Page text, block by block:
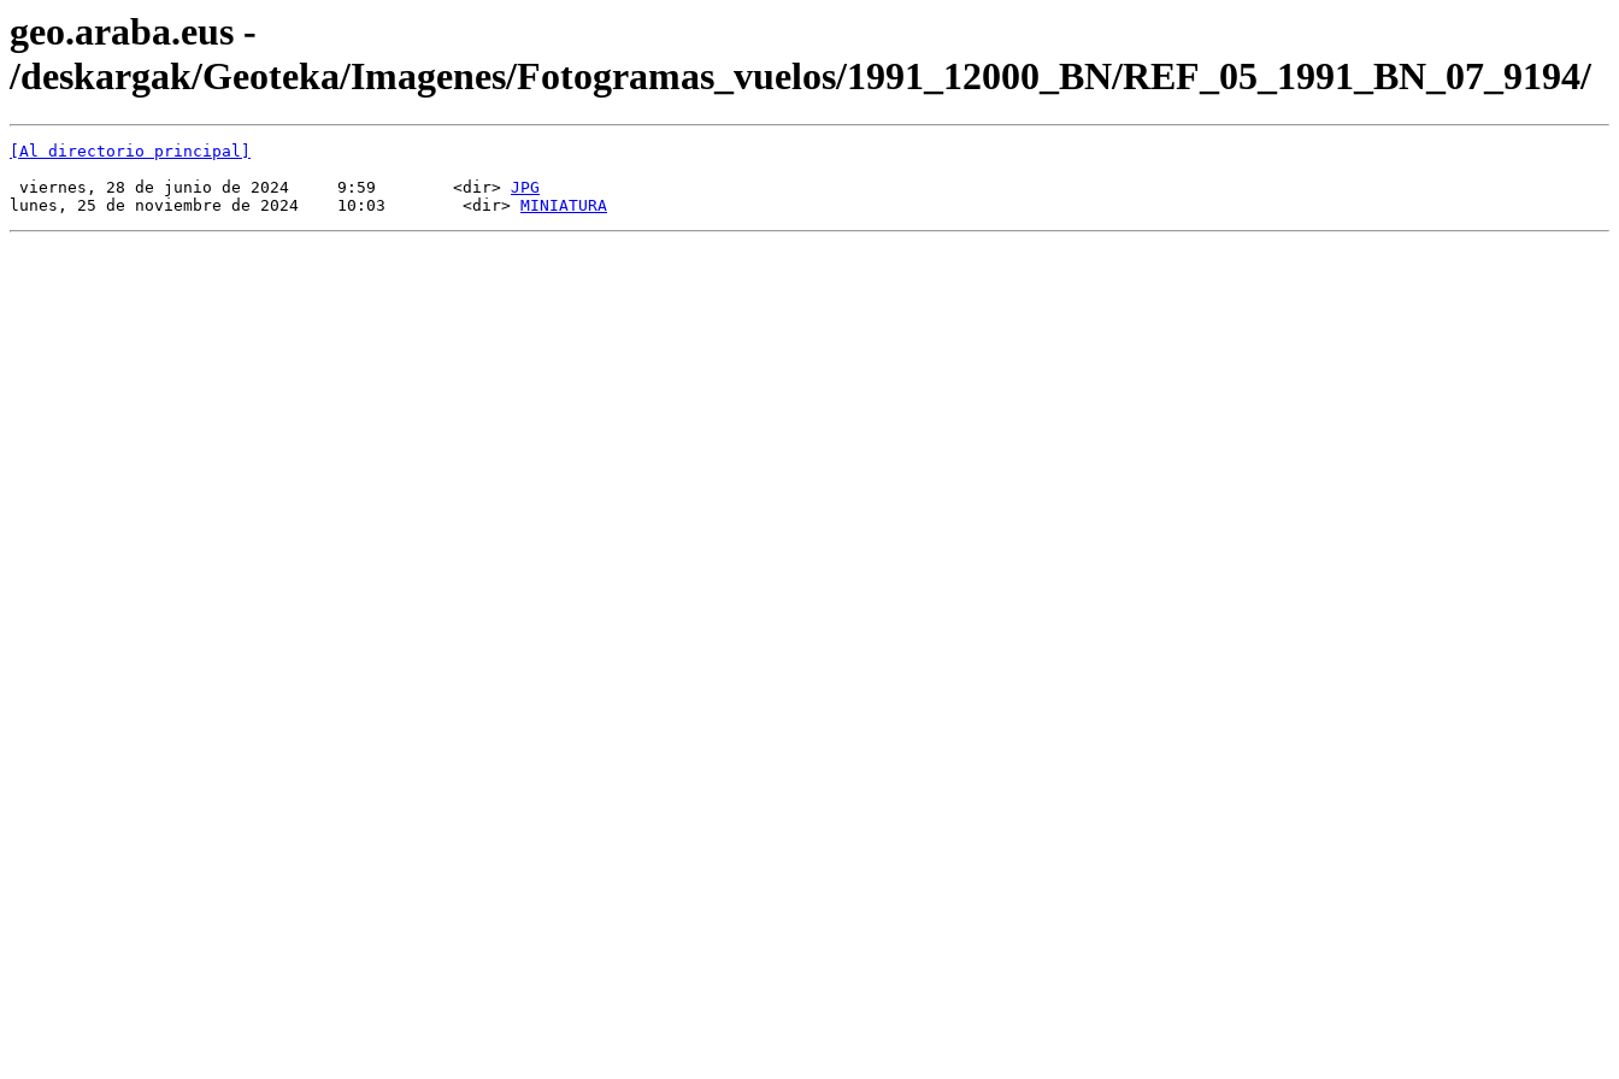
geo.araba.eus -
/deskargak/Geoteka/Imagenes/Fotogramas_vuelos/1991_12000_BN/REF_05_1991_BN_07_9194/
[Al directorio principal]
viernes, 28 de junio de 2024     9:59        <dir> JPG
lunes, 25 de noviembre de 2024    10:03        <dir> MINIATURA